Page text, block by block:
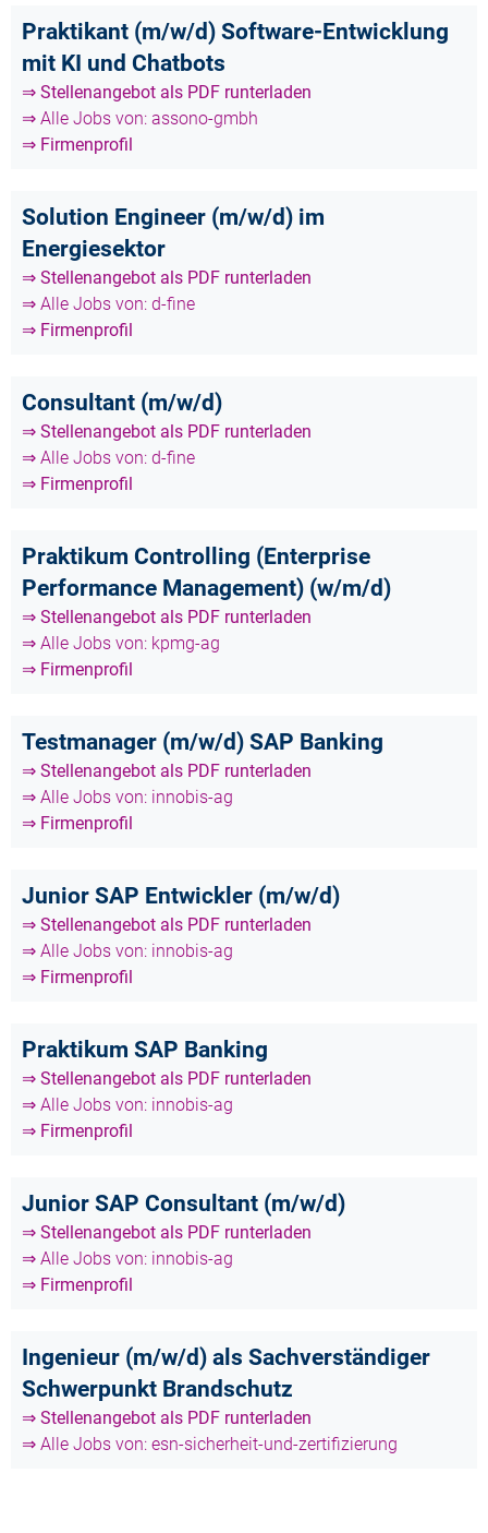
Praktikant (m/w/d) Software-Entwicklung
mit KI und Chatbots
⇒ Stellenangebot als PDF runterladen
⇒ Alle Jobs von: assono-gmbh
⇒ Firmenprofil
Solution Engineer (m/w/d) im
Energiesektor
⇒ Stellenangebot als PDF runterladen
⇒ Alle Jobs von: d-fine
⇒ Firmenprofil
Consultant (m/w/d)
⇒ Stellenangebot als PDF runterladen
⇒ Alle Jobs von: d-fine
⇒ Firmenprofil
Praktikum Controlling (Enterprise
Performance Management) (w/m/d)
⇒ Stellenangebot als PDF runterladen
⇒ Alle Jobs von: kpmg-ag
⇒ Firmenprofil
Testmanager (m/w/d) SAP Banking
⇒ Stellenangebot als PDF runterladen
⇒ Alle Jobs von: innobis-ag
⇒ Firmenprofil
Junior SAP Entwickler (m/w/d)
⇒ Stellenangebot als PDF runterladen
⇒ Alle Jobs von: innobis-ag
⇒ Firmenprofil
Praktikum SAP Banking
⇒ Stellenangebot als PDF runterladen
⇒ Alle Jobs von: innobis-ag
⇒ Firmenprofil
Junior SAP Consultant (m/w/d)
⇒ Stellenangebot als PDF runterladen
⇒ Alle Jobs von: innobis-ag
⇒ Firmenprofil
Ingenieur (m/w/d) als Sachverständiger
Schwerpunkt Brandschutz
⇒ Stellenangebot als PDF runterladen
⇒ Alle Jobs von: esn-sicherheit-und-zertifizierung